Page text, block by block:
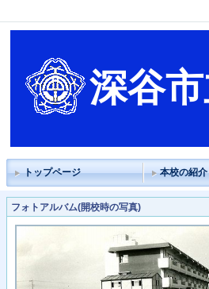
深谷
トップページ 本校の紹介
フォトアルバム(開校時の写真)